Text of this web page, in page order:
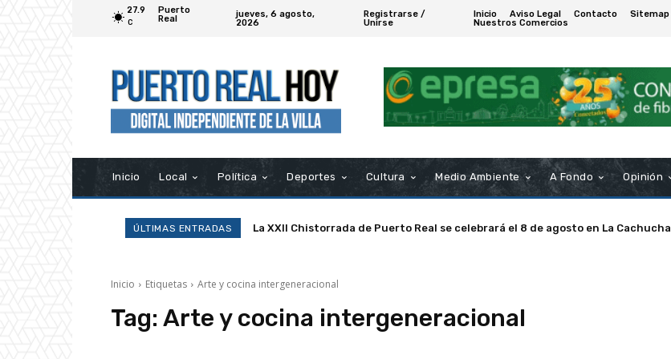
27.9
C
Puerto
Real
jueves, 6 agosto,
2026
Registrarse /
Unirse
Inicio Aviso Legal Contacto
Sitemap
Nuestros Comercios
Inicio Local Política Deportes Cultura Medio Ambiente A Fondo Opinión
ÚLTIMAS ENTRADAS La XXII Chistorrada de Puerto Real se celebrará el 8 de agosto en La Cachucha
Inicio Etiquetas Arte y cocina intergeneracional
Tag: Arte y cocina intergeneracional